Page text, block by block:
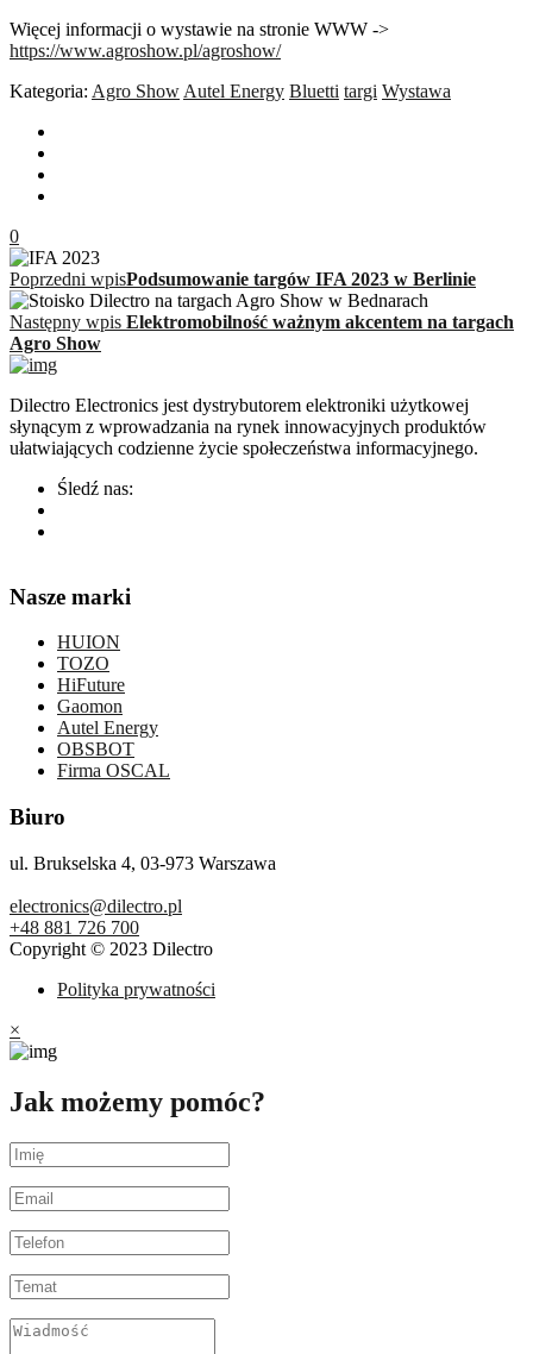
Więcej informacji o wystawie na stronie WWW ->
https://www.agroshow.pl/agroshow/
Kategoria: Agro Show Autel Energy Bluetti targi Wystawa
0
Poprzedni wpisPodsumowanie targów IFA 2023 w Berlinie
Następny wpis Elektromobilność ważnym akcentem na targach
Agro Show
Dilectro Electronics jest dystrybutorem elektroniki użytkowej
słynącym z wprowadzania na rynek innowacyjnych produktów
ułatwiających codzienne życie społeczeństwa informacyjnego.
Śledź nas:
Nasze marki
HUION
TOZO
HiFuture
Gaomon
Autel Energy
OBSBOT
Firma OSCAL
Biuro
ul. Brukselska 4, 03-973 Warszawa
electronics@dilectro.pl
+48 881 726 700
Copyright © 2023 Dilectro
Polityka prywatności
×
Jak możemy pomóc?